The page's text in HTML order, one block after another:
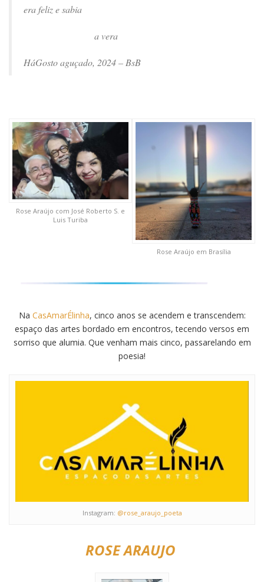
era feliz e sabia
a vera
HáGosto aguçado, 2024 – BsB
Rose Araújo com José Roberto S. e
Luis Turiba
Rose Araújo em Brasília
Na CasAmarÉlinha, cinco anos se acendem e transcendem:
espaço das artes bordado em encontros, tecendo versos em
sorriso que alumia. Que venham mais cinco, passarelando em
poesia!
Instagram: @rose_araujo_poeta
ROSE ARAUJO